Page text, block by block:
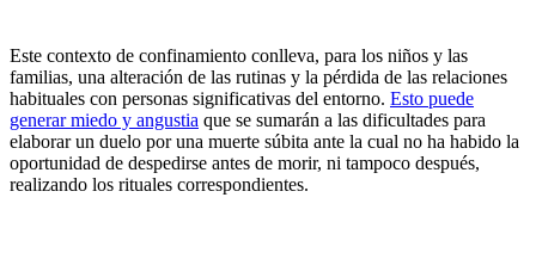
Este contexto de confinamiento conlleva, para los niños y las
familias, una alteración de las rutinas y la pérdida de las relaciones
habituales con personas significativas del entorno. Esto puede
generar miedo y angustia que se sumarán a las dificultades para
elaborar un duelo por una muerte súbita ante la cual no ha habido la
oportunidad de despedirse antes de morir, ni tampoco después,
realizando los rituales correspondientes.